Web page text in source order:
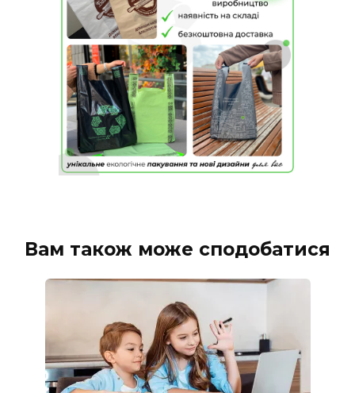
Вам також може сподобатися